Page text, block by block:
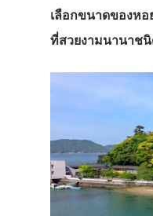
เลือกขนาดของหอ
ที่สวยงามนานาช